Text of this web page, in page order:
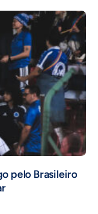
pelo Brasileiro